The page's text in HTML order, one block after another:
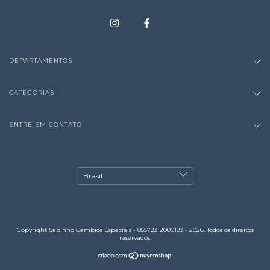
DEPARTAMENTOS
CATEGORIAS
ENTRE EM CONTATO
Copyright Sapinho Câmbios Especiais - 05572312000193 - 2026. Todos os direitos
reservados.